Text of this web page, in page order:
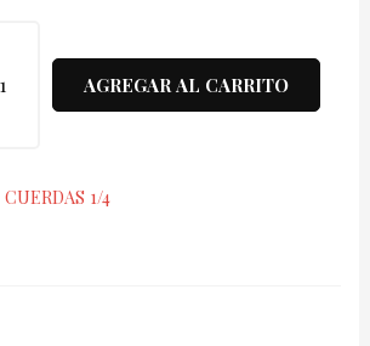
AGREGAR AL CARRITO
1/4